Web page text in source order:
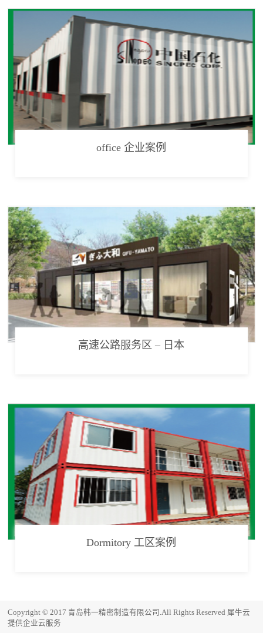
office 企业案例
高速公路服务区 – 日本
Dormitory 工区案例
Copyright © 2017 青岛韩一精密制造有限公司.All Rights Reserved 犀牛云
提供企业云服务